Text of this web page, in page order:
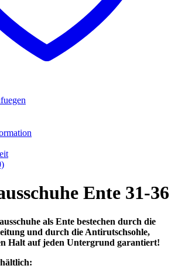
Ente 31-36
als Ente bestechen durch die
und durch die Antirutschsohle,
Halt auf jeden Untergrund garantiert!